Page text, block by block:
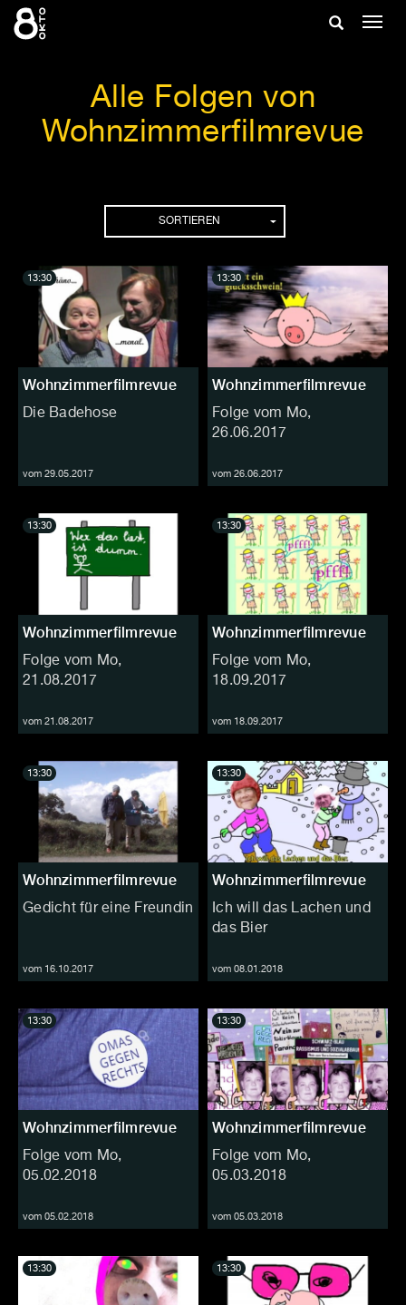
Zum
Inhalt
Suche
Alle Folgen von
Wohnzimmerfilmrevue
SORTIEREN
Wohnzimmerfilmrevue
Die Badehose
vom 29.05.2017
13:30
Wohnzimmerfilmrevue
Folge vom Mo,
26.06.2017
vom 26.06.2017
13:30
Wohnzimmerfilmrevue
Folge vom Mo,
21.08.2017
vom 21.08.2017
13:30
Wohnzimmerfilmrevue
Folge vom Mo,
18.09.2017
vom 18.09.2017
13:30
Wohnzimmerfilmrevue
Gedicht für eine Freundin
vom 16.10.2017
13:30
Wohnzimmerfilmrevue
Ich will das Lachen und
das Bier
vom 08.01.2018
13:30
Wohnzimmerfilmrevue
Folge vom Mo,
05.02.2018
vom 05.02.2018
13:30
Wohnzimmerfilmrevue
Folge vom Mo,
05.03.2018
vom 05.03.2018
13:30
13:30 13:30